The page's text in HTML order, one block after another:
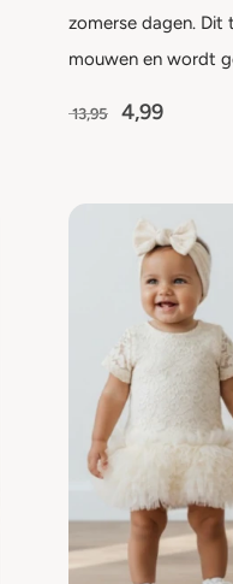
zomerse dagen.
mouwen en wordt
13,95 4,99